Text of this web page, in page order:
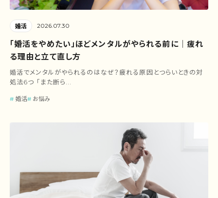
婚活 2026.07.30
「婚活をやめたい」ほどメンタルがやられる前に｜疲れ
る理由と立て直し方
婚活でメンタルがやられるのはなぜ？疲れる原因とつらいときの対
処法6つ 「また断ら...
婚活 お悩み